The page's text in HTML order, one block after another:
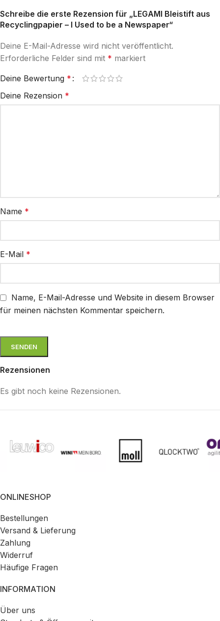
Rezensionen
Es gibt noch keine Rezensionen.
Schreibe die erste Rezension für „LEGAMI Bleistift aus
Recyclingpapier – I Used to be a Newspaper“
Deine E-Mail-Adresse wird nicht veröffentlicht.
Erforderliche Felder sind mit * markiert
Deine Bewertung *
Deine Rezension *
Name *
E-Mail *
Name, E-Mail-Adresse und Website in diesem Browser
für meinen nächsten Kommentar speichern.
ONLINESHOP
Bestellungen
Versand & Lieferung
Zahlung
Widerruf
Häufige Fragen
INFORMATION
Über uns